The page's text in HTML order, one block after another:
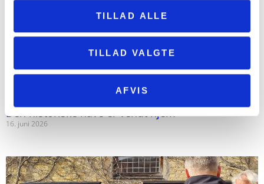
TILLAD ALLE
TILLAD VALGTE
AFVIS
Den historiske have er vendt hjem
16. juni 2026